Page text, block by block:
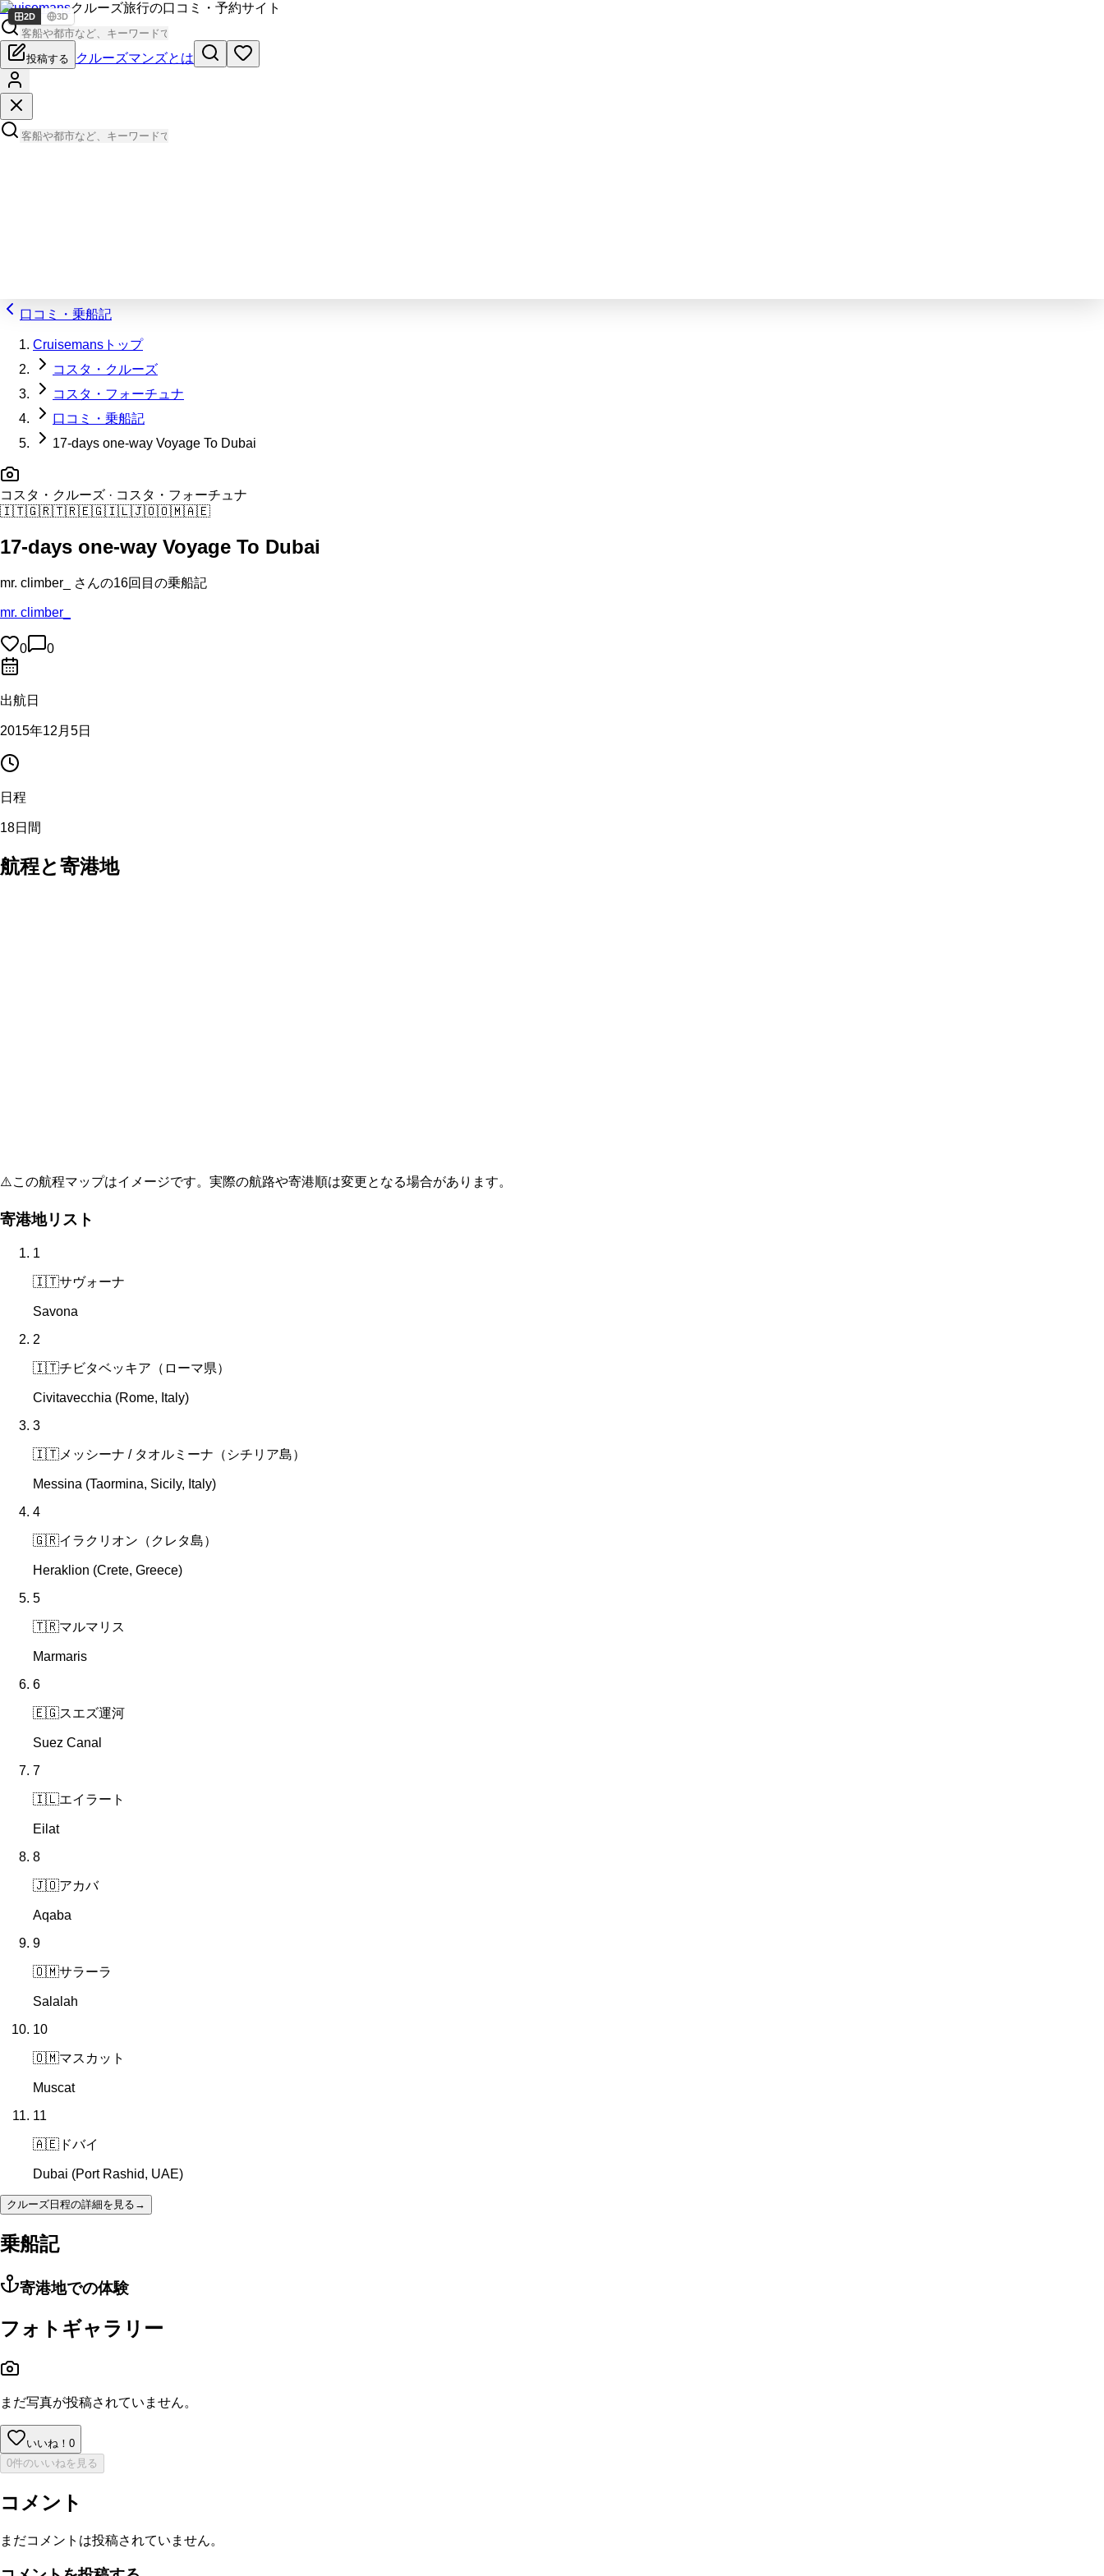
Cruisemansクルーズ旅行の口コミ・予約サイト
投稿する クルーズマンズとは
口コミ・乗船記
Cruisemansトップ
コスタ・クルーズ
コスタ・フォーチュナ
口コミ・乗船記
17-days one-way Voyage To Dubai
コスタ・クルーズ · コスタ・フォーチュナ
🇮🇹🇬🇷🇹🇷🇪🇬🇮🇱🇯🇴🇴🇲🇦🇪
17-days one-way Voyage To Dubai
mr. climber_ さんの16回目の乗船記
mr. climber_
0 0
出航日
2015年12月5日
日程
18日間
航程と寄港地
2D 3D
⚠️この航程マップはイメージです。実際の航路や寄港順は変更となる場合があります。
寄港地リスト
1
🇮🇹サヴォーナ
Savona
2
🇮🇹チビタベッキア（ローマ県）
Civitavecchia (Rome, Italy)
3
🇮🇹 メッシーナ / タオルミーナ（シチリア島）
Messina (Taormina, Sicily, Italy)
4
🇬🇷イラクリオン（クレタ島）
Heraklion (Crete, Greece)
5
🇹🇷マルマリス
Marmaris
6
🇪🇬スエズ運河
Suez Canal
7
🇮🇱エイラート
Eilat
8
🇯🇴アカバ
Aqaba
9
🇴🇲サラーラ
Salalah
10
🇴🇲マスカット
Muscat
11
🇦🇪 ドバイ
Dubai (Port Rashid, UAE)
クルーズ日程の詳細を見る →
乗船記
寄港地での体験
フォトギャラリー
まだ写真が投稿されていません。
いいね！ 0
0件のいいねを見る
コメント
まだコメントは投稿されていません。